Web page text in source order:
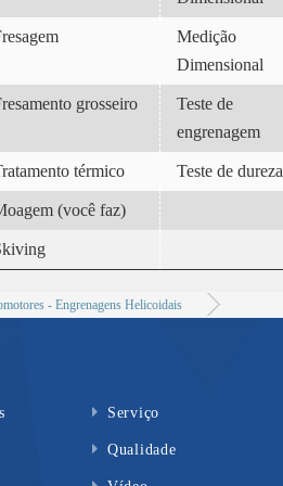
Medição
Dimensional
grosseiro
Teste de
engrenagem
térmico Teste de dureza
(você faz)
- Engrenagens Helicoidais
Serviço
Qualidade